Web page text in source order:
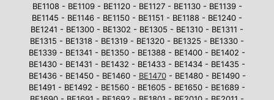
BE1108 - BE1109 - BE1120 - BE1127 - BE1130 - BE1139 -
BE1145 - BE1146 - BE1150 - BE1151 - BE1188 - BE1240 -
BE1241 - BE1300 - BE1302 - BE1305 - BE1310 - BE1311 -
BE1315 - BE1318 - BE1319 - BE1320 - BE1325 - BE1330 -
BE1339 - BE1341 - BE1350 - BE1388 - BE1400 - BE1402 -
BE1430 - BE1431 - BE1432 - BE1433 - BE1434 - BE1435 -
BE1436 - BE1450 - BE1460 - BE1470- BE1480 - BE1490 -
BE1491 - BE1492 - BE1560 - BE1605 - BE1650 - BE1689 -